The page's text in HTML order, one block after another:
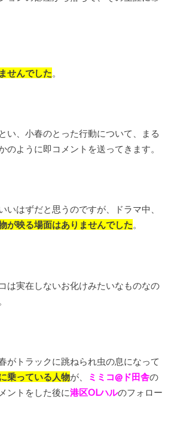
せんでした。
い、小春のとった行動について、まる
のように即コメントを送ってきます。
いはずだと思うのですが、ドラマ中、
が映る場面はありませんでした。
は実在しないお化けみたいなものなの
がトラックに跳ねられ虫の息になって
乗っている人物が、 ミミコ@ド田舎の
ントをした後に港区OLハルのフォロー